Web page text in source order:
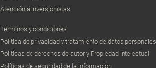
Atención a inversionistas
Términos y condiciones
Política de privacidad y tratamiento de datos personales
Políticas de derechos de autor y Propiedad intelectual
Políticas de seguridad de la información